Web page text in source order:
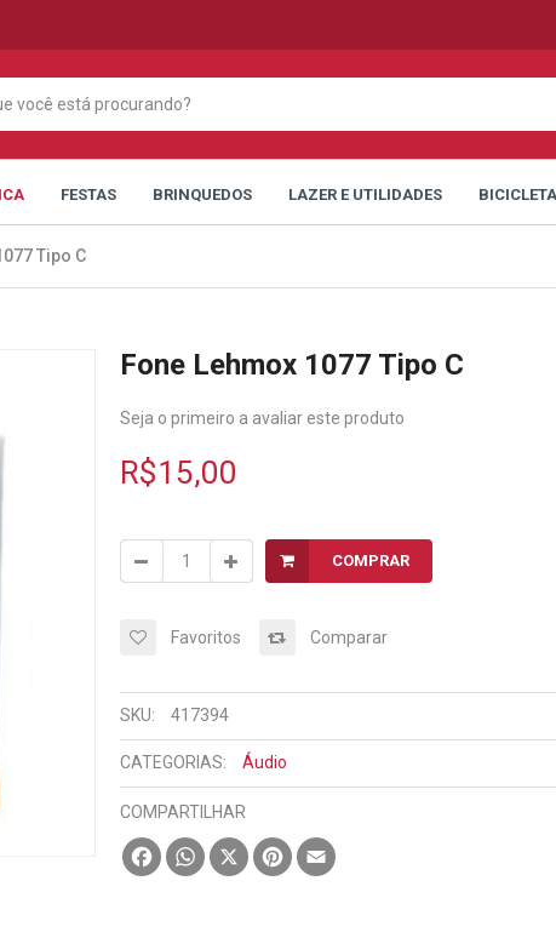
FESTAS BRINQUEDOS LAZER E UTILIDADES
Tipo C
Fone Lehmox 1077 Tipo C
Seja o primeiro a avaliar este produto
R$15,00
COMPRAR
Favoritos Comparar
SKU: 417394
CATEGORIAS: Áudio
COMPARTILHAR
FacebookWhatsApp
X PinterestEmail